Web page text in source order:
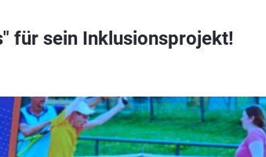
für sein Inklusionsprojekt!